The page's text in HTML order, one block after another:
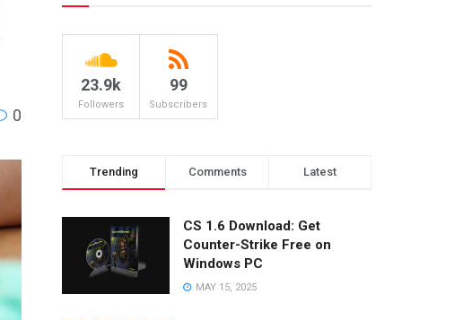
0
23.9k
Followers
99
Subscribers
Trending Comments Latest
CS 1.6 Download: Get
Counter-Strike Free on
Windows PC
MAY 15, 2025